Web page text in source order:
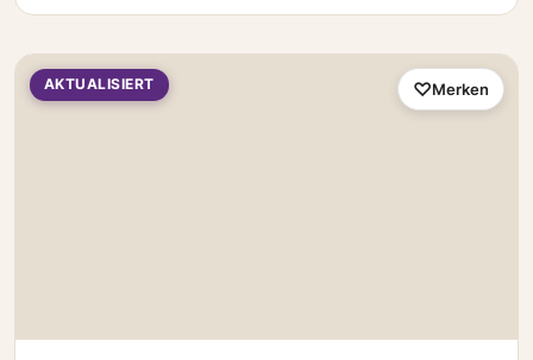
AKTUALISIERT Merken